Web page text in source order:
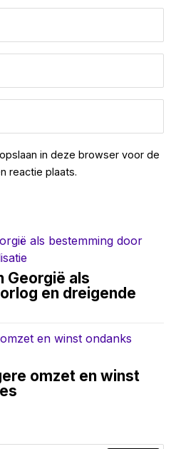
in deze browser voor de
reactie plaats.
Georgië als
en dreigende
omzet en winst